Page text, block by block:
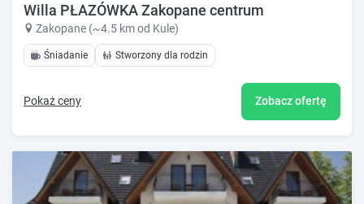
Willa PŁAZÓWKA Zakopane centrum
Zakopane (~4.5 km od Kule)
Śniadanie Stworzony dla rodzin
Pokaż ceny Zobacz ofertę